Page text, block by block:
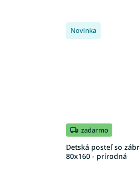
Novinka
zadarmo
Detská posteľ so
80x160 - prírodná